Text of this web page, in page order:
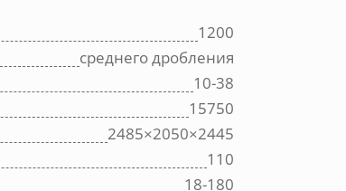
1200
среднего дробления
10-38
15750
2485×2050×2445
110
18-180